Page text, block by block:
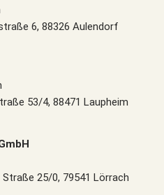
6, 88326 Aulendorf
53/4, 88471 Laupheim
25/0, 79541 Lörrach